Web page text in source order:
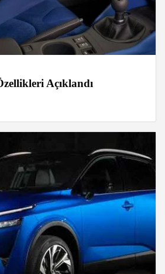
Açıklandı